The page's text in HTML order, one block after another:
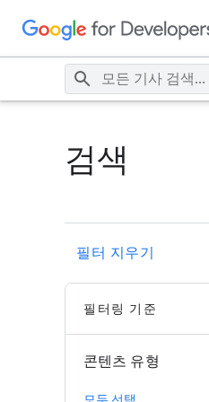
검색
필터 지우기
필터링 기준
콘텐츠 유형